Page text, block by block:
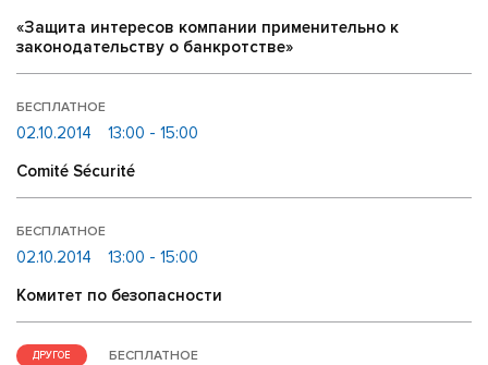
«Защита интересов компании применительно к
законодательству о банкротстве»
БЕСПЛАТНОЕ
02.10.2014
13:00 - 15:00
Comité Sécurité
БЕСПЛАТНОЕ
02.10.2014
13:00 - 15:00
Комитет по безопасности
ДРУГОЕ БЕСПЛАТНОЕ